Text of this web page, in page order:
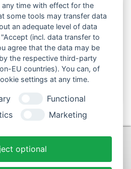
time with effect for the
some tools may transfer data
an adequate level of data
(incl. data transfer to
agree that the data may be
the respective third-party
EU countries). You can, of
settings at any time.
Functional
Marketing
optional
den sozialen Netzwerken:
70900